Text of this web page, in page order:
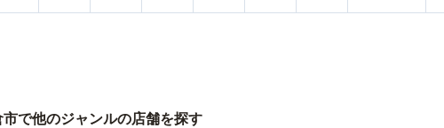
市で他のジャンルの店舗を探す